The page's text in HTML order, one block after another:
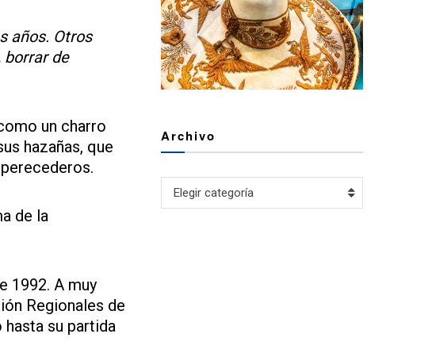
años. Otros
borrar de
un charro
hazañas, que
de la
1992. A muy
Regionales de
su partida
Archivo
Archivo
Elegir categoría